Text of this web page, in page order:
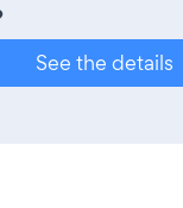
See the details